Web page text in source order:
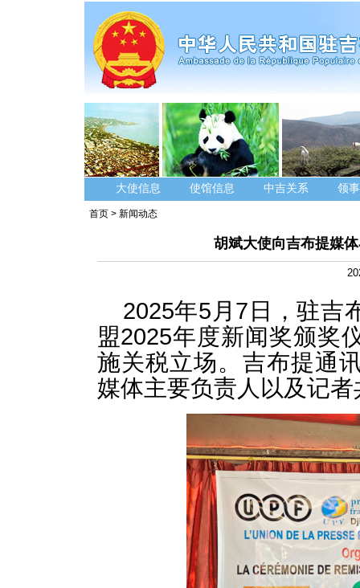
大使信息 使馆信息 中吉关系 领
首页 > 新闻动态
胡斌大使向吉布提媒
2025年5月7日，驻吉
盟2025年度新闻奖颁奖
施关税立场。吉布提通
媒体主要负责人以及记